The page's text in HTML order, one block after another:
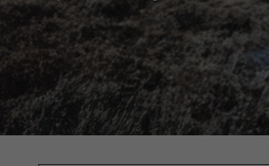
Fleeces
Technische fleeces
Sherpa Fleeces
Casual Fleeces
Fleece Gilets
Amaze Collectie
Omni-MAX™
Fleeces
Technische fleeces
Sherpa Fleeces
Casual Fleeces
Fleece Gilets